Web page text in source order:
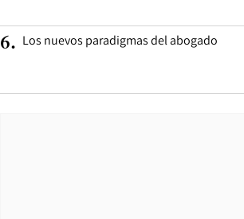
6. Los nuevos paradigmas del abogado